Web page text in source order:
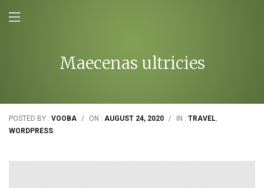
Maecenas ultricies
POSTED BY : VOOBA / ON : AUGUST 24, 2020 / IN : TRAVEL,
WORDPRESS